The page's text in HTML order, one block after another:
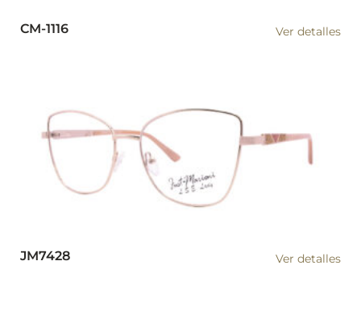
CM-1116 Ver detalles
JM7428 Ver detalles